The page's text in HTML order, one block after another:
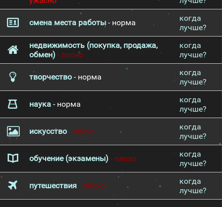
смена места работы - норма
когда
лучше?
недвижимость (покупка, продажа,
обмен) - плохо
когда
лучше?
творчество - норма
когда
лучше?
наука- норма
когда
лучше?
искусство - плохо
когда
лучше?
обучение (экзамены) - плохо
когда
лучше?
путешествия - плохо
когда
лучше?